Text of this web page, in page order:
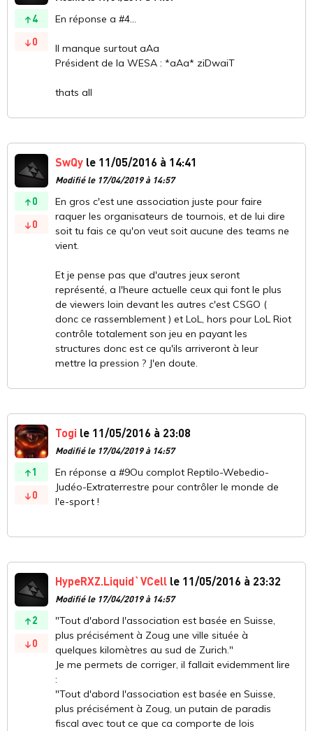
4
0
En réponse a #4...
Il manque surtout aAa
Président de la WESA : *aAa* ziDwaiT
thats all
0
0
SwQy le 11/05/2016 à 14:41
Modifié le 17/04/2019 à 14:57
En gros c'est une association juste pour faire
raquer les organisateurs de tournois, et de lui dire
soit tu fais ce qu'on veut soit aucune des teams ne
vient.
Et je pense pas que d'autres jeux seront
représenté, a l'heure actuelle ceux qui font le plus
de viewers loin devant les autres c'est CSGO (
donc ce rassemblement ) et LoL, hors pour LoL Riot
contrôle totalement son jeu en payant les
structures donc est ce qu'ils arriveront à leur
mettre la pression ? J'en doute.
1
0
Togi le 11/05/2016 à 23:08
Modifié le 17/04/2019 à 14:57
En réponse a #9Ou complot Reptilo-Webedio-
Judéo-Extraterrestre pour contrôler le monde de
l'e-sport !
2
0
HypeRXZ.Liquid`VCell le 11/05/2016 à 23:32
Modifié le 17/04/2019 à 14:57
"Tout d'abord l'association est basée en Suisse,
plus précisément à Zoug une ville située à
quelques kilomètres au sud de Zurich."
Je me permets de corriger, il fallait evidemment lire
:
"Tout d'abord l'association est basée en Suisse,
plus précisément à Zoug, un putain de paradis
fiscal avec tout ce que ca comporte de lois